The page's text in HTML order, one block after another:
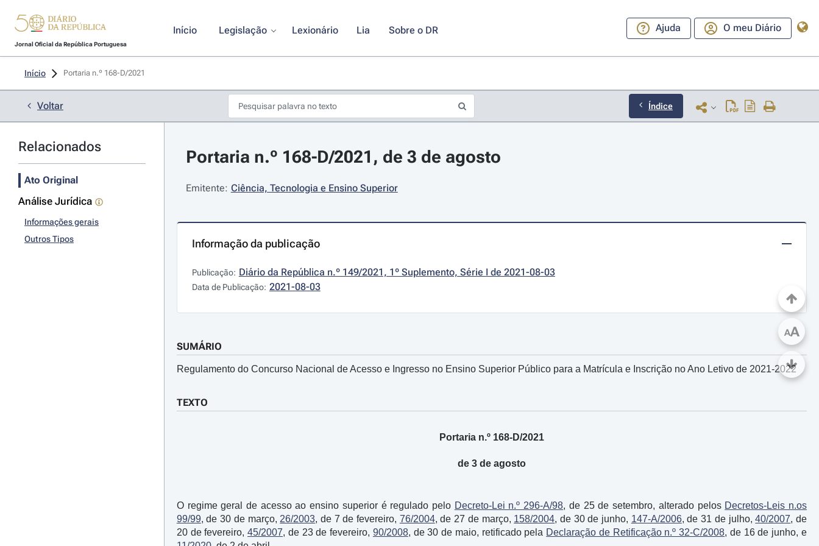
Jornal Oficial da República Portuguesa
Início Legislação Lexionário Lia Sobre o DR Ajuda O meu Diário
Início Portaria n.º 168-D/2021
Voltar Índice
Relacionados
Ato Original
Análise Jurídica
Informações gerais
Outros Tipos
Portaria n.º 168-D/2021, de 3 de agosto
Emitente: Ciência, Tecnologia e Ensino Superior
Informação da publicação
Publicação: Diário da República n.º 149/2021, 1º Suplemento, Série I de 2021-08-03
Data de Publicação: 2021-08-03
SUMÁRIO
Regulamento do Concurso Nacional de Acesso e Ingresso no Ensino Superior Público para a Matrícula e Inscrição no Ano Letivo de 2021-2022
TEXTO
Portaria n.º 168-D/2021
de 3 de agosto
O regime geral de acesso ao ensino superior é regulado pelo Decreto-Lei n.º 296-A/98, de 25 de setembro, alterado pelos Decretos-Leis n.os
99/99, de 30 de março, 26/2003, de 7 de fevereiro, 76/2004, de 27 de março, 158/2004, de 30 de junho, 147-A/2006, de 31 de julho,40/2007, de
20 de fevereiro,45/2007, de 23 de fevereiro, 90/2008, de 30 de maio, retificado pela Declaração de Retificação n.º 32-C/2008, de 16 de junho, e
AA